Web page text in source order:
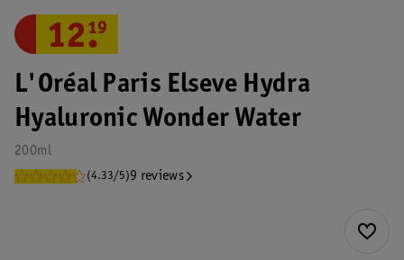
L'Oréal Paris Elseve Hydra
Hyaluronic Wonder Water
200ml
(4.33/5)9 reviews
12.
19